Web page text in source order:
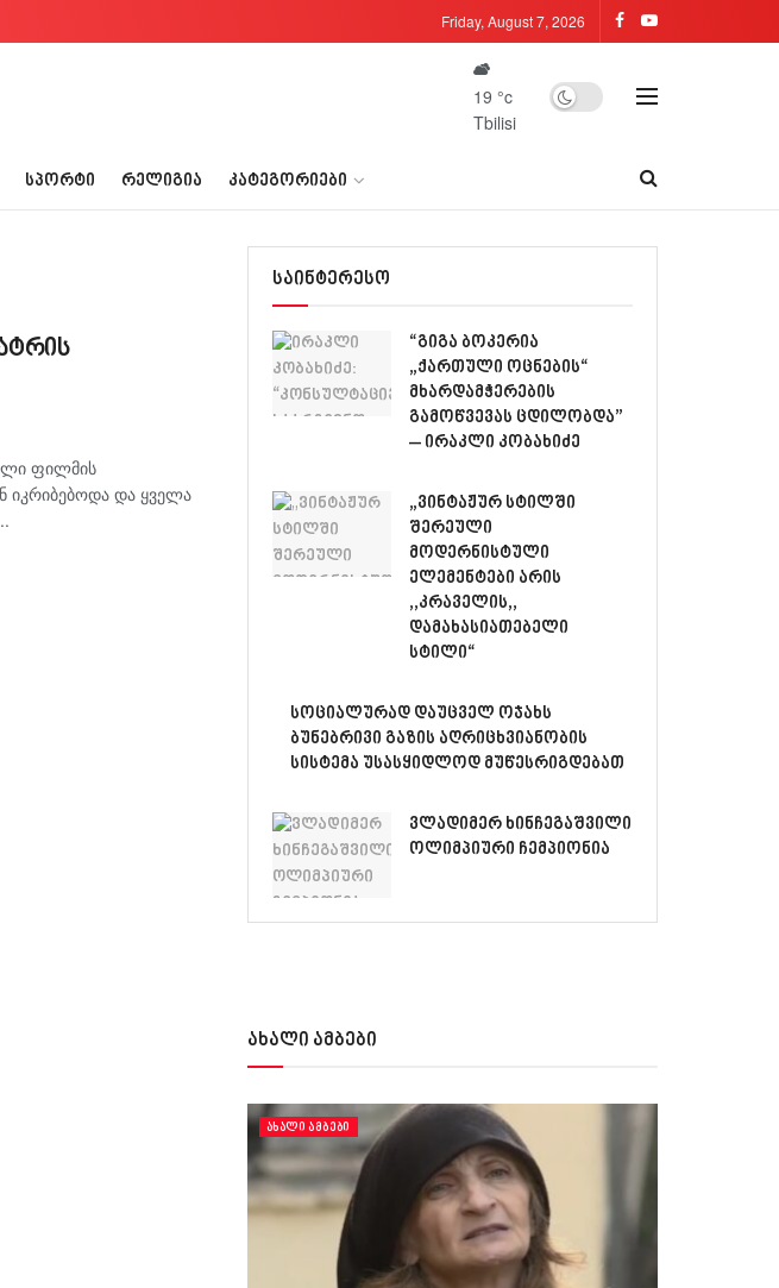
Friday, August 7, 2026
19 °c
Tbilisi
ᲡᲞᲝᲠᲢᲘ ᲠᲔᲚᲘᲒᲘᲐ ᲙᲐᲢᲔᲒᲝᲠᲘᲔᲑᲘ
ფილმის
იკრიბებოდა და ყველა
საინტერესო
“გიგა ბოკერია
„ქართული ოცნების“
მხარდამჭერების
გამოწვევას ცდილობდა”
– ირაკლი კობახიძე
„ვინტაჟურ სტილში
შერეული
მოდერნისტული
ელემენტები არის
,,კრაველის,,
დამახასიათებელი
სტილი“
სოციალურად დაუცველ ოჯახს
ბუნებრივი გაზის აღრიცხვიანობის
სისტემა უსასყიდლოდ მუწესრიგდებათ
ვლადიმერ ხინჩეგაშვილი
ოლიმპიური ჩემპიონია
ახალი ამბები
ᲐᲮᲐᲚᲘ ᲐᲛᲑᲔᲑᲘ